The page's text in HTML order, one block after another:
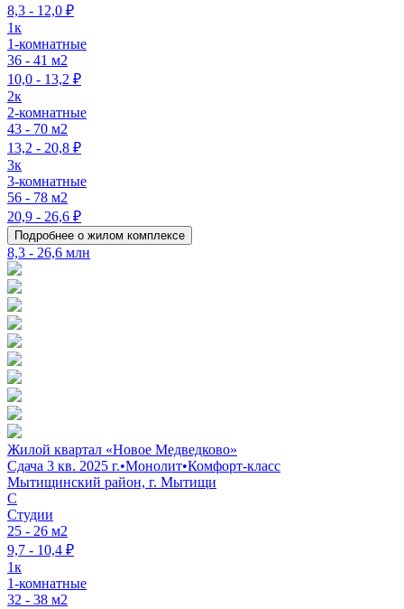
8,3 - 12,0 ₽
1к
1-комнатные
36 - 41 м2
10,0 - 13,2 ₽
2к
2-комнатные
43 - 70 м2
13,2 - 20,8 ₽
3к
3-комнатные
56 - 78 м2
20,9 - 26,6 ₽
Подробнее о жилом комплексе
8,3 - 26,6 млн
Жилой квартал «Новое Медведково»
Сдача 3 кв. 2025 г.•Монолит•Комфорт-класс
Мытищинский район, г. Мытищи
C
Студии
25 - 26 м2
9,7 - 10,4 ₽
1к
1-комнатные
32 - 38 м2